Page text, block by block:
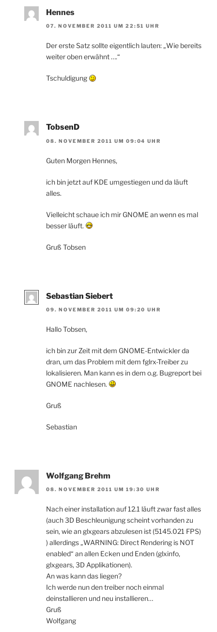
Hennes
07. NOVEMBER 2011 UM 22:51 UHR
Der erste Satz sollte eigentlich lauten: „Wie bereits
weiter oben erwähnt ….“
Tschuldigung
TobsenD
08. NOVEMBER 2011 UM 09:04 UHR
Guten Morgen Hennes,
ich bin jetzt auf KDE umgestiegen und da läuft
alles.
Vielleicht schaue ich mir GNOME an wenn es mal
besser läuft.
Gruß Tobsen
Sebastian Siebert
09. NOVEMBER 2011 UM 09:20 UHR
Hallo Tobsen,
ich bin zur Zeit mit dem GNOME-Entwickler da
dran, um das Problem mit dem fglrx-Treiber zu
lokalisieren. Man kann es in dem o.g. Bugreport bei
GNOME nachlesen.
Gruß
Sebastian
Wolfgang Brehm
08. NOVEMBER 2011 UM 19:30 UHR
Nach einer installation auf 12.1 läuft zwar fast alles
(auch 3D Beschleunigung scheint vorhanden zu
sein, wie an glxgears abzulesen ist (5145.021 FPS)
) allerdings „WARNING: Direct Rendering is NOT
enabled“ an allen Ecken und Enden (glxinfo,
glxgears, 3D Applikationen).
An was kann das liegen?
Ich werde nun den treiber noch einmal
deinstallieren und neu installieren…
Gruß
Wolfgang